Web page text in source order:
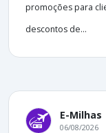
promoções para
descontos de...
E-Milhas
06/08/2026